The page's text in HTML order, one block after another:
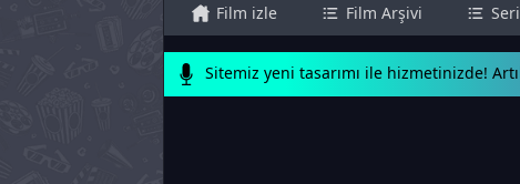
Film izle Film Arşivi
Sitemiz yeni tasarımı ile hizmetinizde!